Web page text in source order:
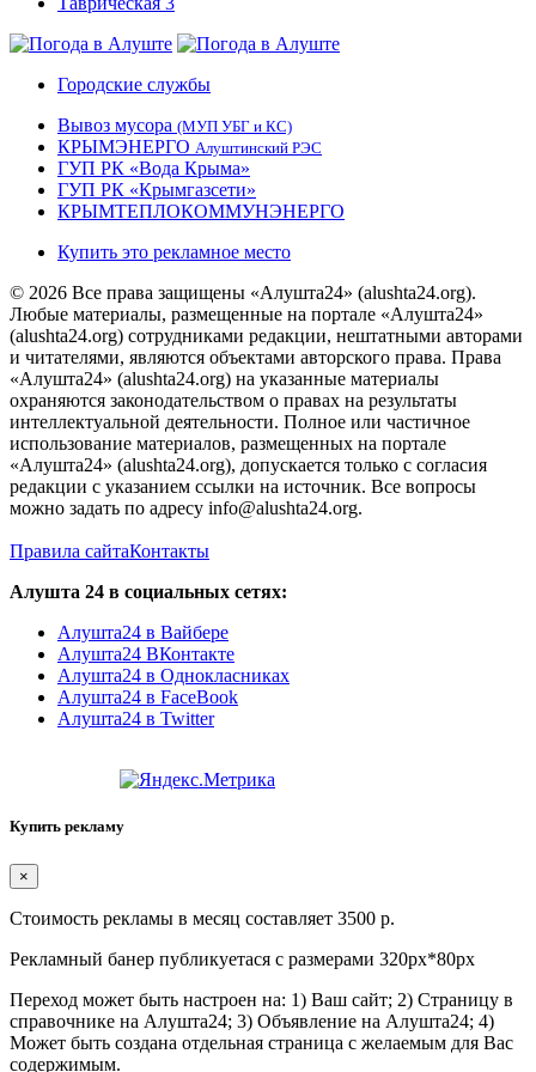
Городские службы
Вывоз мусора (МУП УБГ и КС)
КРЫМЭНЕРГО Алуштинский РЭС
ГУП РК «Вода Крыма»
ГУП РК «Крымгазсети»
КРЫМТЕПЛОКОММУНЭНЕРГО
Купить это рекламное место
© 2026 Все права защищены «Алушта24» (alushta24.org).
Любые материалы, размещенные на портале «Алушта24»
(alushta24.org) сотрудниками редакции, нештатными авторами
и читателями, являются объектами авторского права. Права
«Алушта24» (alushta24.org) на указанные материалы
охраняются законодательством о правах на результаты
интеллектуальной деятельности. Полное или частичное
использование материалов, размещенных на портале
«Алушта24» (alushta24.org), допускается только с согласия
редакции с указанием ссылки на источник. Все вопросы
можно задать по адресу info@alushta24.org.
Правила сайтаКонтакты
Алушта 24 в социальных сетях:
Алушта24 в Вайбере
Алушта24 ВКонтакте
Алушта24 в Однокласниках
Алушта24 в FaceBook
Алушта24 в Twitter
Купить рекламу
×
Стоимость рекламы в месяц составляет 3500 р.
Рекламный банер публикуетася с размерами 320px*80px
Переход может быть настроен на: 1) Ваш сайт; 2) Страницу в
справочнике на Алушта24; 3) Объявление на Алушта24; 4)
Может быть создана отдельная страница с желаемым для Вас
содержимым.